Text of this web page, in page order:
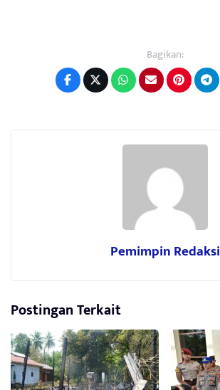
Bagikan:
Pemimpin Redaksi
Postingan Terkait